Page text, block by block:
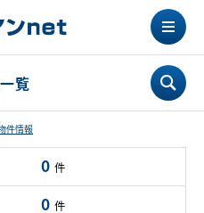
覧
件情報
0 件
0 件